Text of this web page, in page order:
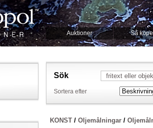
Auktioner Så
Sök
Sortera efter
KONST / Oljemålningar /